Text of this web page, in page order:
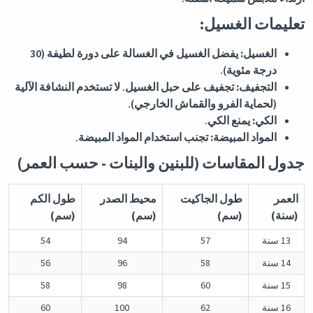
تعليمات الغسيل:
الغسيل:
يفضل الغسيل في الغسالة على دورة لطيفة (30
درجة مئوية).
التجفيف:تجفيف على حبل الغسيل. لا تستخدم النشافة الآلية
(لحماية الفرو والقماش الخارجي).
الكي: يمنع الكي.
المواد المبيضة:تجنب استخدام المواد المبيضة.
جدول المقاسات (للبنين والبنات - حسب العمر)
العمر
(سنة)
طول الجاكيت
(سم)
محيط الصدر
(سم)
طول الكم
(سم)
13 سنة 57
94
54
14 سنة
58
96
56
15 سنة
60
98
58
16 سنة
62
100
60